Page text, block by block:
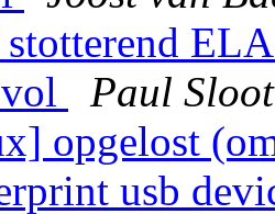
Paul
opgelost
usb